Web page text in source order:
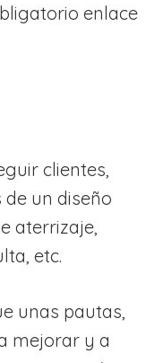
enlace
clientes,
un diseño
aterrizaje,
etc.
unas pautas,
mejorar y a